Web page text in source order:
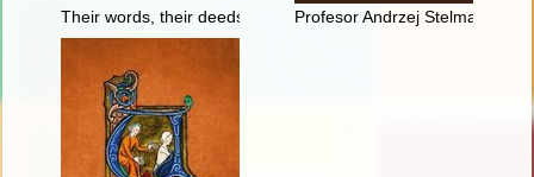
Their words, their deeds : the January Uprising in the
Profesor Andrzej